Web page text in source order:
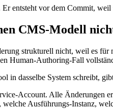
entsteht vor dem Commit,
CMS-Modell
strukturell nicht, weil es für
Human-Authoring-Fall
in dasselbe System schreibt,
Account. Alle Änderungen
Ausführungs-Instanz,